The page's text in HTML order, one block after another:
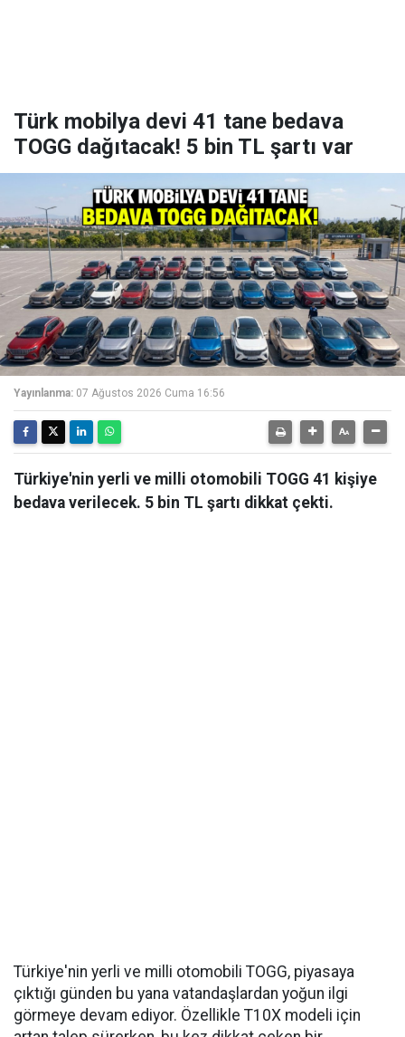
Türk mobilya devi 41 tane bedava
TOGG dağıtacak! 5 bin TL şartı var
Yayınlanma: 07 Ağustos 2026 Cuma 16:56
Türkiye'nin yerli ve milli otomobili TOGG 41 kişiye
bedava verilecek. 5 bin TL şartı dikkat çekti.
Türkiye'nin yerli ve milli otomobili TOGG, piyasaya
çıktığı günden bu yana vatandaşlardan yoğun ilgi
görmeye devam ediyor. Özellikle T10X modeli için